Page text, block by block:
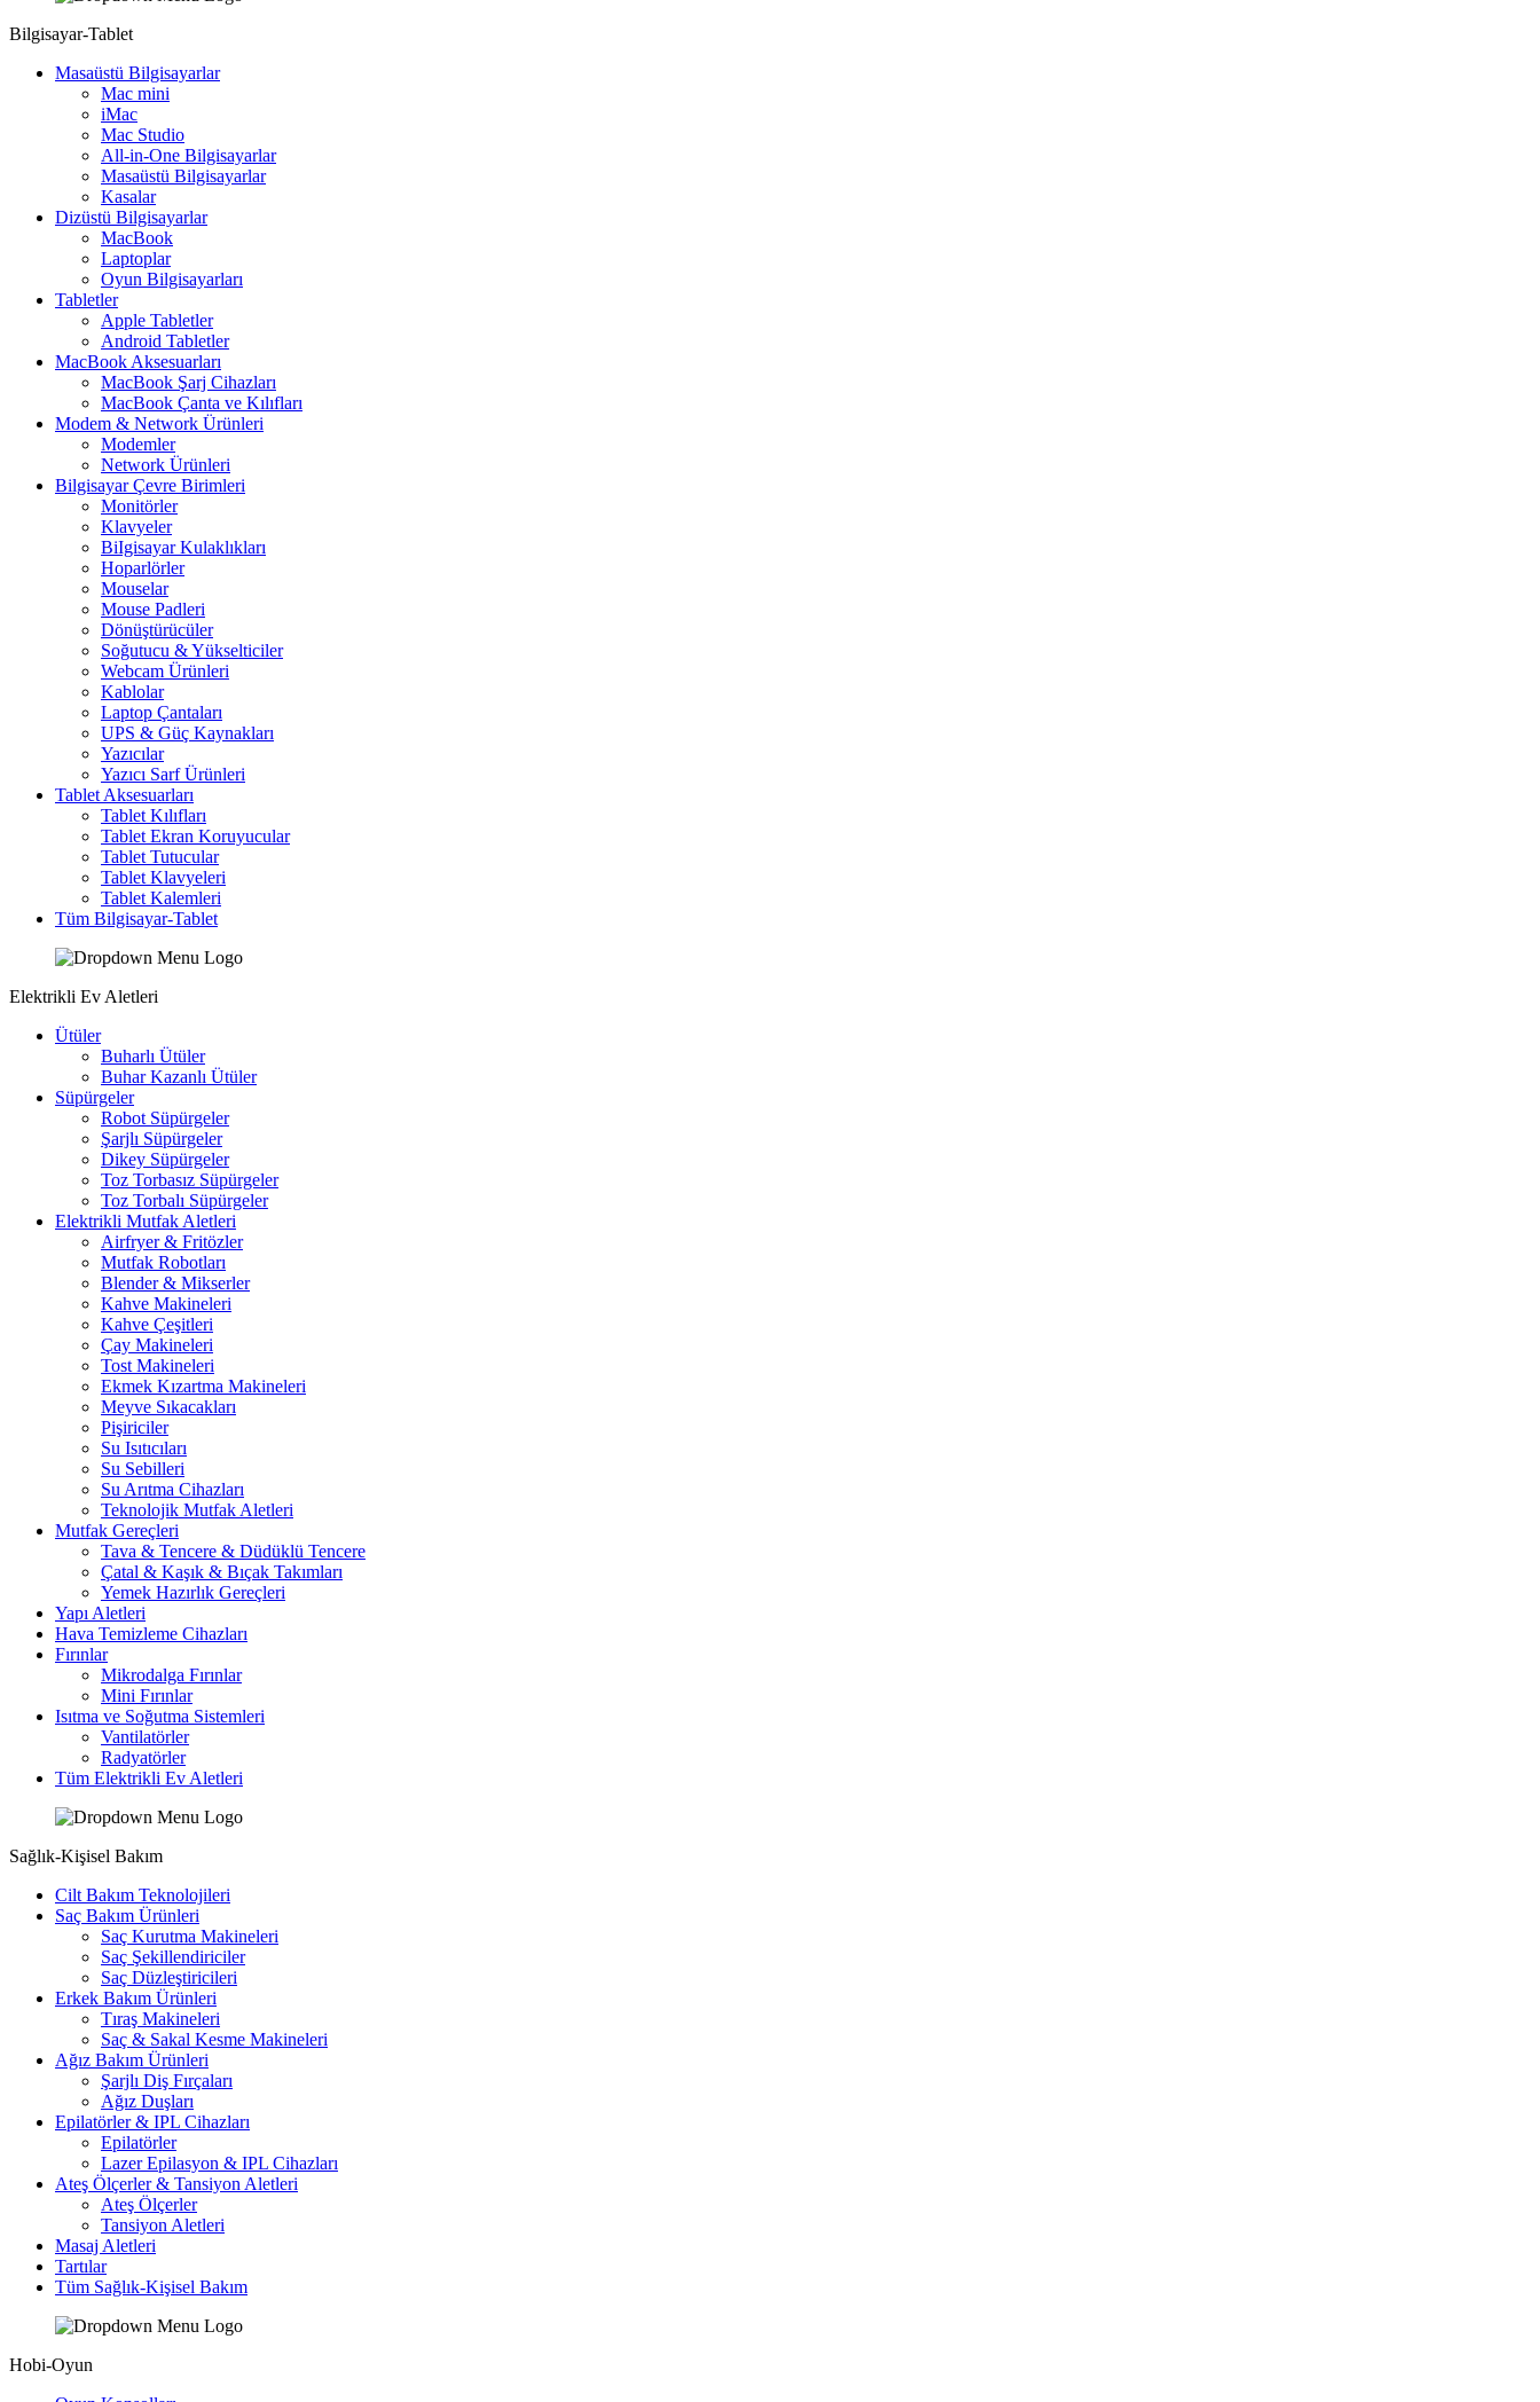
Bilgisayar-Tablet
Masaüstü Bilgisayarlar
Mac mini
iMac
Mac Studio
All-in-One Bilgisayarlar
Masaüstü Bilgisayarlar
Kasalar
Dizüstü Bilgisayarlar
MacBook
Laptoplar
Oyun Bilgisayarları
Tabletler
Apple Tabletler
Android Tabletler
MacBook Aksesuarları
MacBook Şarj Cihazları
MacBook Çanta ve Kılıfları
Modem & Network Ürünleri
Modemler
Network Ürünleri
Bilgisayar Çevre Birimleri
Monitörler
Klavyeler
BiIgisayar Kulaklıkları
Hoparlörler
Mouselar
Mouse Padleri
Dönüştürücüler
Soğutucu & Yükselticiler
Webcam Ürünleri
Kablolar
Laptop Çantaları
UPS & Güç Kaynakları
Yazıcılar
Yazıcı Sarf Ürünleri
Tablet Aksesuarları
Tablet Kılıfları
Tablet Ekran Koruyucular
Tablet Tutucular
Tablet Klavyeleri
Tablet Kalemleri
Tüm Bilgisayar-Tablet
Elektrikli Ev Aletleri
Ütüler
Buharlı Ütüler
Buhar Kazanlı Ütüler
Süpürgeler
Robot Süpürgeler
Şarjlı Süpürgeler
Dikey Süpürgeler
Toz Torbasız Süpürgeler
Toz Torbalı Süpürgeler
Elektrikli Mutfak Aletleri
Airfryer & Fritözler
Mutfak Robotları
Blender & Mikserler
Kahve Makineleri
Kahve Çeşitleri
Çay Makineleri
Tost Makineleri
Ekmek Kızartma Makineleri
Meyve Sıkacakları
Pişiriciler
Su Isıtıcıları
Su Sebilleri
Su Arıtma Cihazları
Teknolojik Mutfak Aletleri
Mutfak Gereçleri
Tava & Tencere & Düdüklü Tencere
Çatal & Kaşık & Bıçak Takımları
Yemek Hazırlık Gereçleri
Yapı Aletleri
Hava Temizleme Cihazları
Fırınlar
Mikrodalga Fırınlar
Mini Fırınlar
Isıtma ve Soğutma Sistemleri
Vantilatörler
Radyatörler
Tüm Elektrikli Ev Aletleri
Sağlık-Kişisel Bakım
Cilt Bakım Teknolojileri
Saç Bakım Ürünleri
Saç Kurutma Makineleri
Saç Şekillendiriciler
Saç Düzleştiricileri
Erkek Bakım Ürünleri
Tıraş Makineleri
Saç & Sakal Kesme Makineleri
Ağız Bakım Ürünleri
Şarjlı Diş Fırçaları
Ağız Duşları
Epilatörler & IPL Cihazları
Epilatörler
Lazer Epilasyon & IPL Cihazları
Ateş Ölçerler & Tansiyon Aletleri
Ateş Ölçerler
Tansiyon Aletleri
Masaj Aletleri
Tartılar
Tüm Sağlık-Kişisel Bakım
Hobi-Oyun